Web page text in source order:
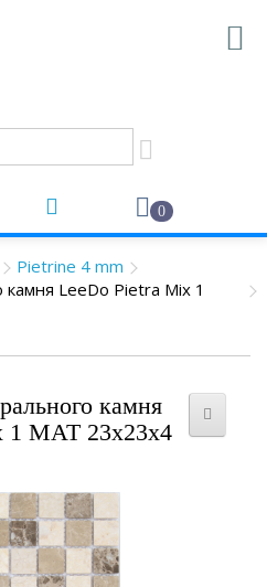
0
Pietrine 4 mm
LeeDo Pietra Mix 1
камня
1 MAT 23x23x4